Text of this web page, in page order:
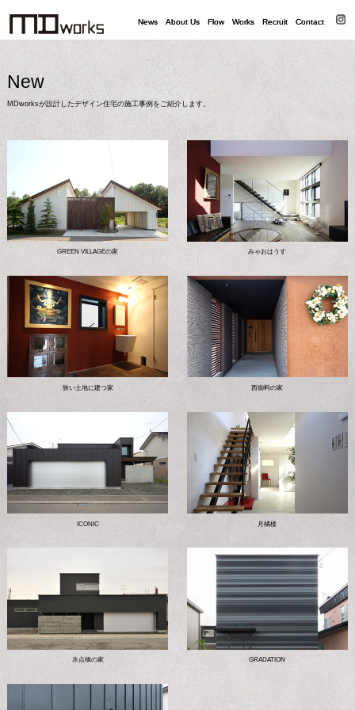
News About Us Flow Works Recruit Contact
News About Us Flow Works Recruit Contact
New
MDworksが設計したデザイン住宅の施工事例をご紹介します。
GREEN VILLAGEの家 みゃおはうす
狭い土地に建つ家 西御料の家
ICONIC 月橘楼
氷点橋の家 GRADATION